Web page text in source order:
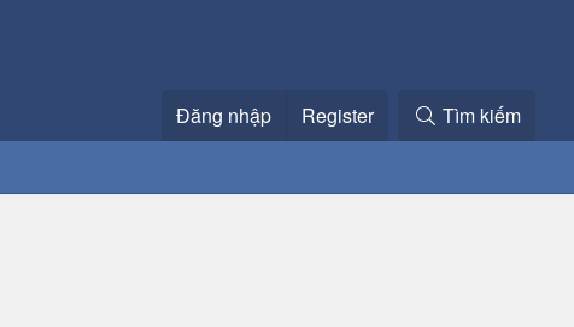
Đăng nhập Register Tìm kiếm